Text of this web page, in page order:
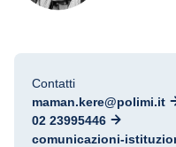
Contatti
maman.kere@polimi.it
02 23995446
comunicazioni-